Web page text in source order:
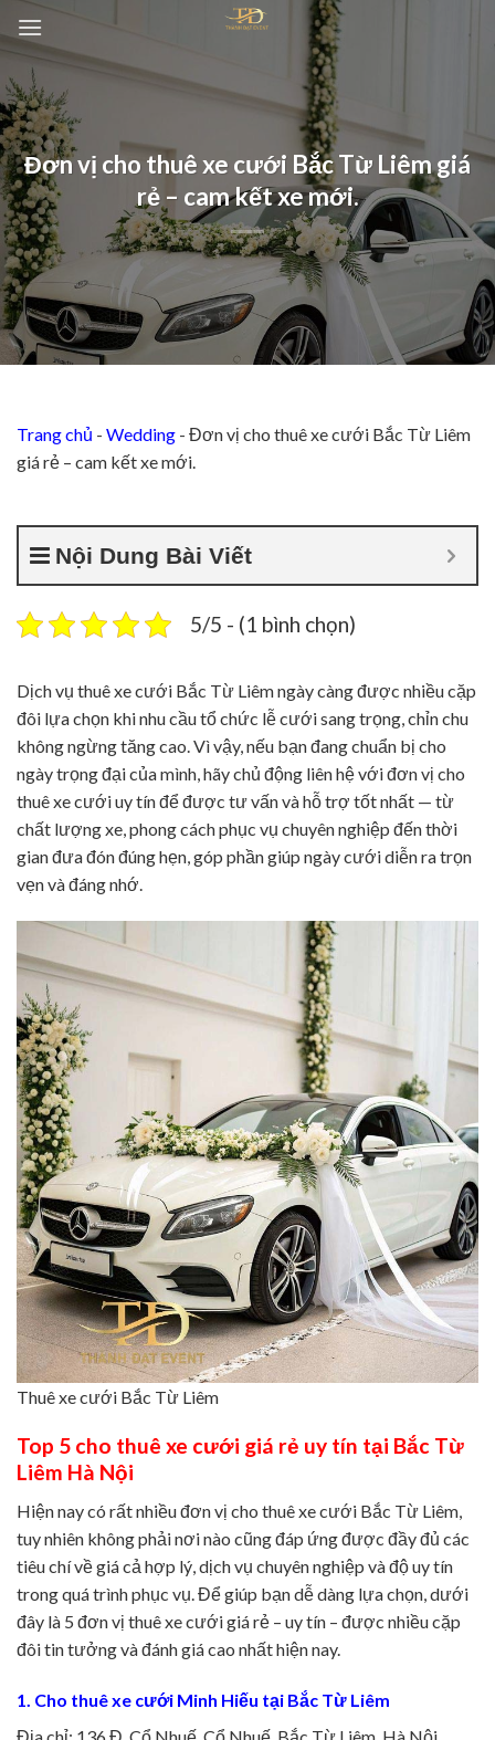
đến
dung
Đơn vị cho thuê xe cưới Bắc Từ Liêm giá
rẻ – cam kết xe mới.
Trang chủ - Wedding - Đơn vị cho thuê xe cưới Bắc Từ Liêm
giá rẻ – cam kết xe mới.
Nội Dung Bài Viết
5/5 - (1 bình chọn)
Dịch vụ thuê xe cưới Bắc Từ Liêm ngày càng được nhiều cặp
đôi lựa chọn khi nhu cầu tổ chức lễ cưới sang trọng, chỉn chu
không ngừng tăng cao. Vì vậy, nếu bạn đang chuẩn bị cho
ngày trọng đại của mình, hãy chủ động liên hệ với đơn vị cho
thuê xe cưới uy tín để được tư vấn và hỗ trợ tốt nhất — từ
chất lượng xe, phong cách phục vụ chuyên nghiệp đến thời
gian đưa đón đúng hẹn, góp phần giúp ngày cưới diễn ra trọn
vẹn và đáng nhớ.
Thuê xe cưới Bắc Từ Liêm
Top 5 cho thuê xe cưới giá rẻ uy tín tại Bắc Từ
Liêm Hà Nội
Hiện nay có rất nhiều đơn vị cho thuê xe cưới Bắc Từ Liêm,
tuy nhiên không phải nơi nào cũng đáp ứng được đầy đủ các
tiêu chí về giá cả hợp lý, dịch vụ chuyên nghiệp và độ uy tín
trong quá trình phục vụ. Để giúp bạn dễ dàng lựa chọn, dưới
đây là 5 đơn vị thuê xe cưới giá rẻ – uy tín – được nhiều cặp
đôi tin tưởng và đánh giá cao nhất hiện nay.
1. Cho thuê xe cưới Minh Hiếu tại Bắc Từ Liêm